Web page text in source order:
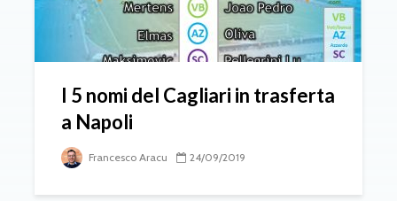
I 5 nomi del Cagliari in trasferta
a Napoli
Francesco Aracu 24/09/2019